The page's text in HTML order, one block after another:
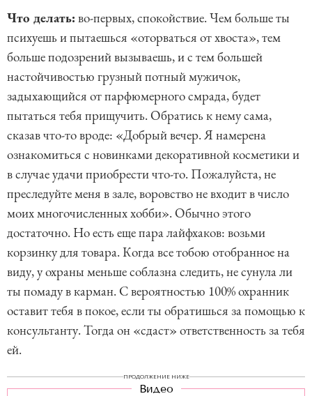
Что делать: во-первых, спокойствие. Чем больше ты
психуешь и пытаешься «оторваться от хвоста», тем
больше подозрений вызываешь, и с тем большей
настойчивостью грузный потный мужичок,
задыхающийся от парфюмерного смрада, будет
пытаться тебя прищучить. Обратись к нему сама,
сказав что-то вроде: «Добрый вечер. Я намерена
ознакомиться с новинками декоративной косметики и
в случае удачи приобрести что-то. Пожалуйста, не
преследуйте меня в зале, воровство не входит в число
моих многочисленных хобби». Обычно этого
достаточно. Но есть еще пара лайфхаков: возьми
корзинку для товара. Когда все тобою отобранное на
виду, у охраны меньше соблазна следить, не сунула ли
ты помаду в карман. С вероятностью 100% охранник
оставит тебя в покое, если ты обратишься за помощью к
консультанту. Тогда он «сдаст» ответственность за тебя
ей.
ПРОДОЛЖЕНИЕ НИЖЕ
Видео